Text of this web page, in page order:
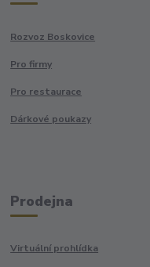
Rozvoz Boskovice
Pro firmy
Pro restaurace
Dárkové poukazy
Prodejna
Virtuální prohlídka